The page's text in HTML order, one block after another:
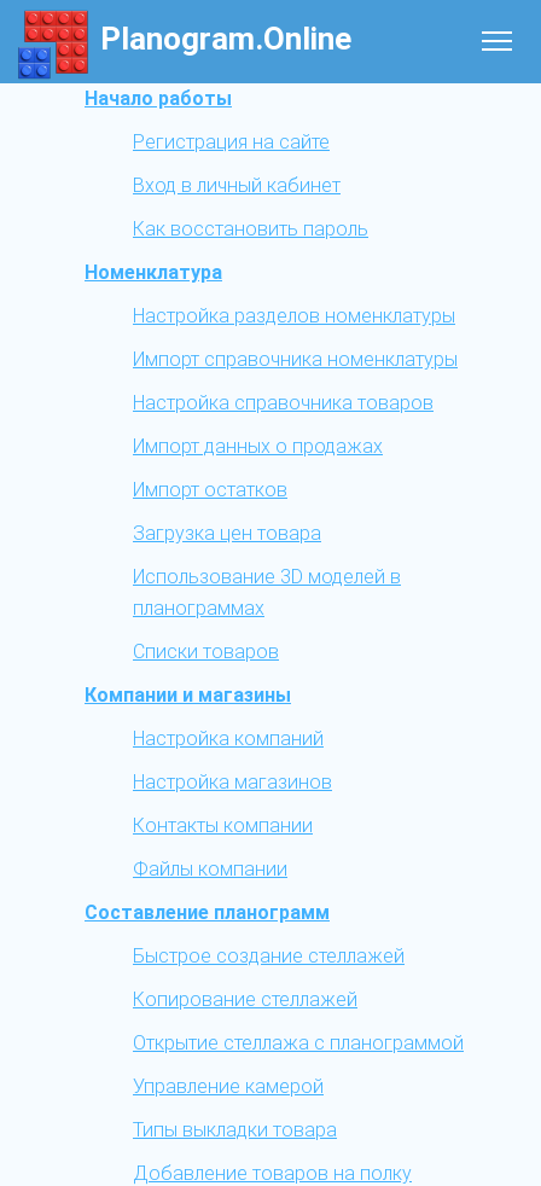
Planogram.Online
Начало работы
Регистрация на сайте
Вход в личный кабинет
Как восстановить пароль
Номенклатура
Настройка разделов номенклатуры
Импорт справочника номенклатуры
Настройка справочника товаров
Импорт данных о продажах
Импорт остатков
Загрузка цен товара
Использование 3D моделей в
планограммах
Списки товаров
Компании и магазины
Настройка компаний
Настройка магазинов
Контакты компании
Файлы компании
Составление планограмм
Быстрое создание стеллажей
Копирование стеллажей
Открытие стеллажа с планограммой
Управление камерой
Типы выкладки товара
Добавление товаров на полку